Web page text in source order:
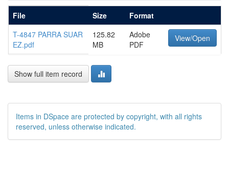
File Size
Format
T-4847 PARRA SUAR
EZ.pdf
125.82
MB
Adobe
PDF
View/Open
Show full item record
Items in DSpace are protected by copyright, with all rights
reserved, unless otherwise indicated.